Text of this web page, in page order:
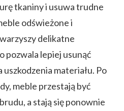
tkaniny i usuwa trudne
odświeżone i
delikatne
pozwala lepiej usunąć
materiału. Po
meble przestają być
a stają się ponownie